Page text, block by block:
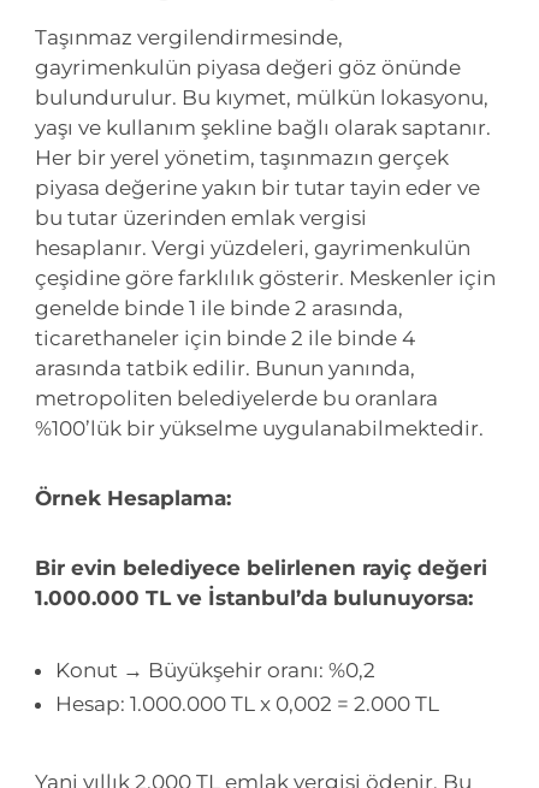
Taşınmaz vergilendirmesinde,
gayrimenkulün piyasa değeri göz önünde
bulundurulur. Bu kıymet, mülkün lokasyonu,
yaşı ve kullanım şekline bağlı olarak saptanır.
Her bir yerel yönetim, taşınmazın gerçek
piyasa değerine yakın bir tutar tayin eder ve
bu tutar üzerinden emlak vergisi
hesaplanır. Vergi yüzdeleri, gayrimenkulün
çeşidine göre farklılık gösterir. Meskenler için
genelde binde 1 ile binde 2 arasında,
ticarethaneler için binde 2 ile binde 4
arasında tatbik edilir. Bunun yanında,
metropoliten belediyelerde bu oranlara
%100’lük bir yükselme uygulanabilmektedir.
Örnek Hesaplama:
Bir evin belediyece belirlenen rayiç değeri
1.000.000 TL ve İstanbul’da bulunuyorsa:
Konut → Büyükşehir oranı: %0,2
Hesap: 1.000.000 TL x 0,002 = 2.000 TL
Yani yıllık 2.000 TL emlak vergisi ödenir. Bu